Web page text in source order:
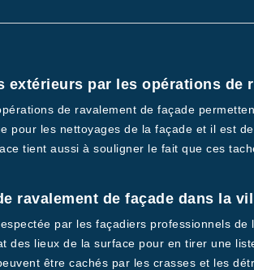
extérieurs par les opérations de
de ravalement de façade
pour les nettoyages de la façade et il est
tient aussi à souligner le fait que ces
ravalement de façade dans la
par les façadiers professionnels
des lieux de la surface pour en tirer une
être cachés par les crasses et les